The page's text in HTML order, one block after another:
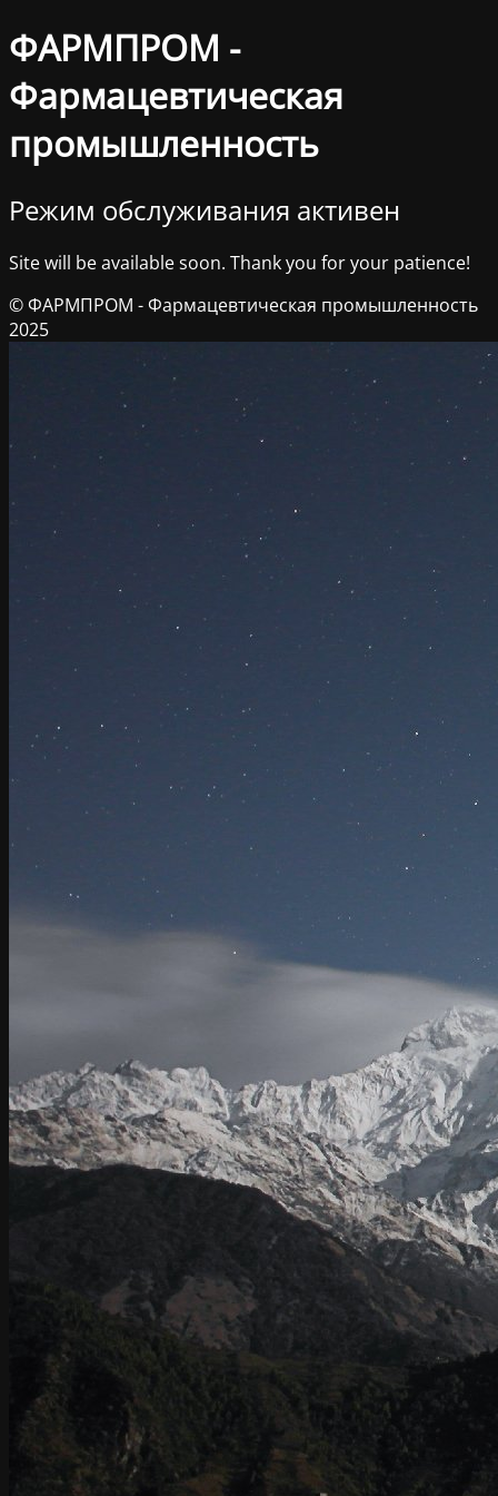
ФАРМПРОМ -
Фармацевтическая
промышленность
Режим обслуживания активен
Site will be available soon. Thank you for your patience!
© ФАРМПРОМ - Фармацевтическая промышленность
2025